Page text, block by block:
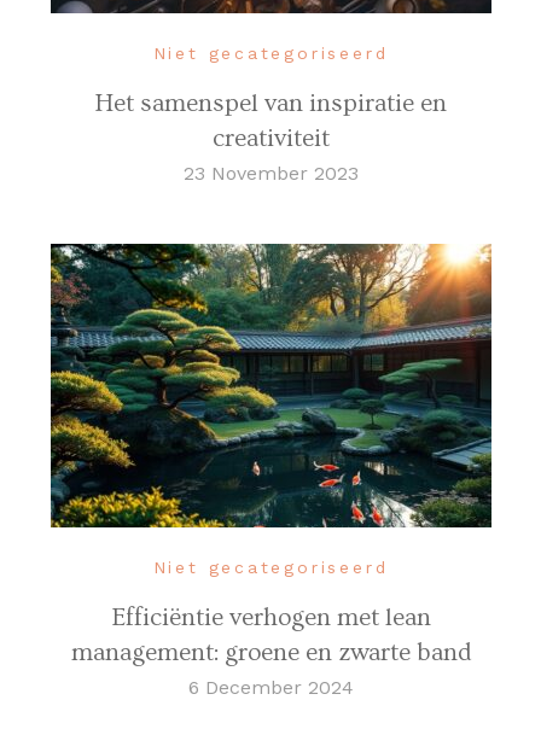
Niet gecategoriseerd
Het samenspel van inspiratie en
creativiteit
23 November 2023
Niet gecategoriseerd
Efficiëntie verhogen met lean
management: groene en zwarte band
6 December 2024